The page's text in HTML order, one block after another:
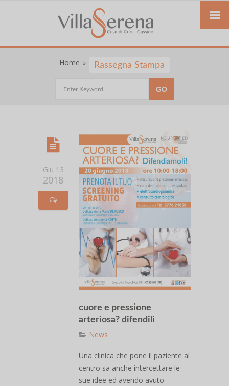
Home Rassegna Stampa
Giu 13
2018
cuore e pressione
arteriosa? difendili
News
Una clinica che pone il paziente al
centro sa anche intercettare le
sue idee ed avendo avuto